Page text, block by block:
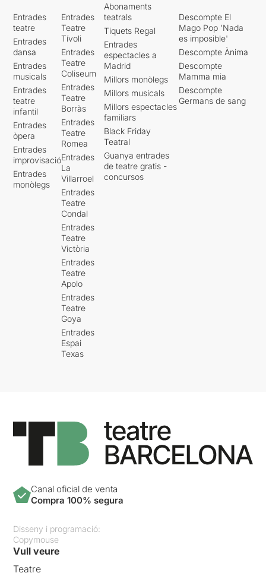
Entrades
teatre
Entrades
dansa
Entrades
musicals
Entrades
teatre
infantil
Entrades
òpera
Entrades
improvisació
Entrades
monòlegs
Entrades
Teatre
Tívoli
Entrades
Teatre
Coliseum
Entrades
Teatre
Borràs
Entrades
Teatre
Romea
Entrades
La
Villarroel
Entrades
Teatre
Condal
Entrades
Teatre
Victòria
Entrades
Teatre
Apolo
Entrades
Teatre
Goya
Entrades
Espai
Texas
Abonaments
teatrals
Tiquets Regal
Entrades
espectacles a
Madrid
Millors monòlegs
Millors musicals
Millors espectacles
familiars
Black Friday
Teatral
Guanya entrades
de teatre gratis -
concursos
Descompte El
Mago Pop 'Nada
es imposible'
Descompte Ànima
Descompte
Mamma mia
Descompte
Germans de sang
Canal oficial de venta
Compra 100% segura
Disseny i programació:
Copymouse
Vull veure
Teatre